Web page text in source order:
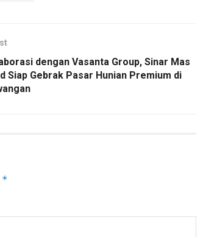
dengan Vasanta Group, Sinar Mas
Siap Gebrak Pasar Hunian Premium di
*